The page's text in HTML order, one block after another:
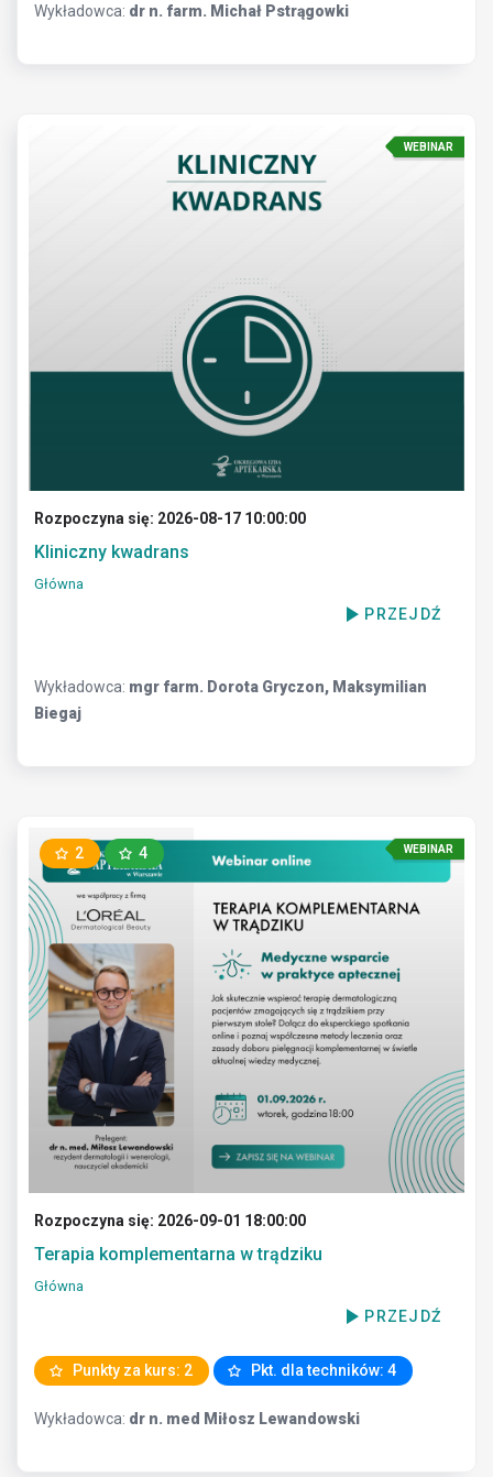
Wykładowca: dr n. farm. Michał Pstrągowki
WEBINAR
Rozpoczyna się: 2026-08-17 10:00:00
Kliniczny kwadrans
Główna
PRZEJDŹ
Wykładowca: mgr farm. Dorota Gryczon, Maksymilian
Biegaj
WEBINAR
2 4
Rozpoczyna się: 2026-09-01 18:00:00
Terapia komplementarna w trądziku
Główna
PRZEJDŹ
Punkty za kurs: 2 Pkt. dla techników: 4
Wykładowca: dr n. med Miłosz Lewandowski